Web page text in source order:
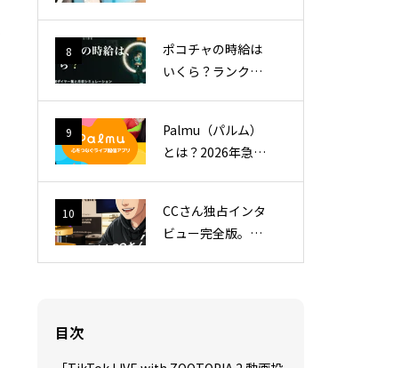
グ・応援ポイント
最大化術
8
ポコチャの時給は
いくら？ランク別
ョン【2026年最
新】
9
Palmu（パルム）
とは？2026年急成
ぎ方・他アプリと
の違い
10
CCさん独占インタ
ビュー完全版。年
目次